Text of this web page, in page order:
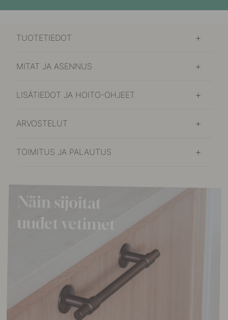
TUOTETIEDOT
MITAT JA ASENNUS
LISÄTIEDOT JA HOITO-OHJEET
ARVOSTELUT
TOIMITUS JA PALAUTUS